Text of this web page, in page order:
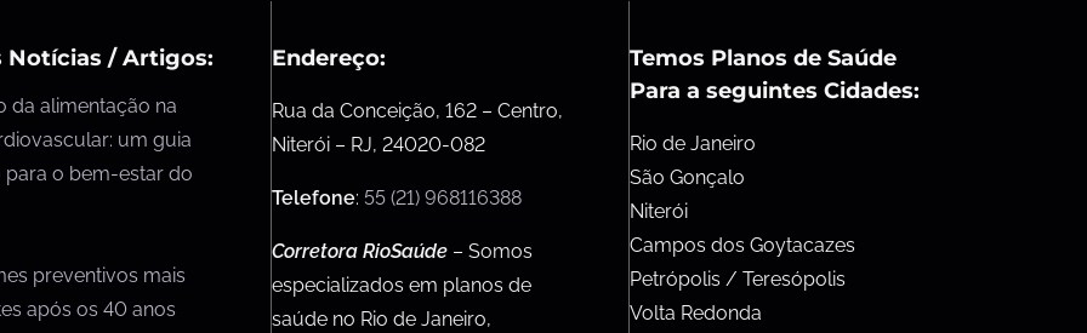
Notícias / Artigos:
da alimentação na
um guia
o bem-estar do
preventivos mais
após os 40 anos
Endereço:
Rua da Conceição, 162 – Centro,
Niterói – RJ, 24020-082
Telefone: 55 (21) 968116388
Corretora RioSaúde – Somos
especializados em planos de
saúde no Rio de Janeiro,
Temos Planos de Saúde
Para a seguintes Cidades:
Rio de Janeiro
São Gonçalo
Niterói
Campos dos Goytacazes
Petrópolis / Teresópolis
Volta Redonda